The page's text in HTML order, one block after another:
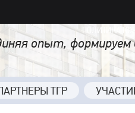
ПОЛИТИКА
опыт, формируем
ТГР